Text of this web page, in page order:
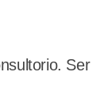
Ser